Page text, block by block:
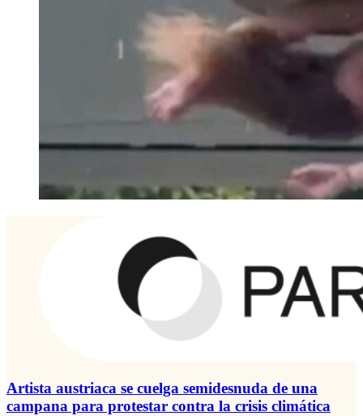
Artista austriaca se cuelga semidesnuda de una
campana para protestar contra la crisis climática